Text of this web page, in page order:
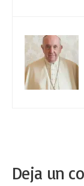
Deja un